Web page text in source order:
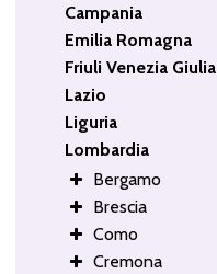
Campania
Emilia Romagna
Friuli Venezia Giulia
Lazio
Liguria
Lombardia
Bergamo
Brescia
Como
Cremona